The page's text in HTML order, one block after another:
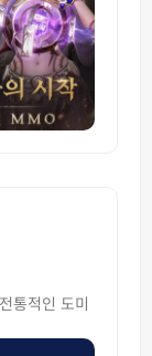
통적인 도미